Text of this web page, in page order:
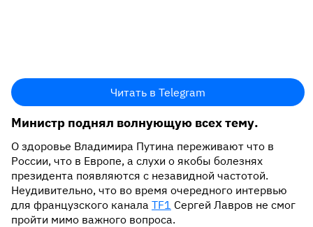
Читать в Telegram
Министр поднял волнующую всех тему.
О здоровье Владимира Путина переживают что в
России, что в Европе, а слухи о якобы болезнях
президента появляются с незавидной частотой.
Неудивительно, что во время очередного интервью
для французского канала TF1 Сергей Лавров не смог
пройти мимо важного вопроса.